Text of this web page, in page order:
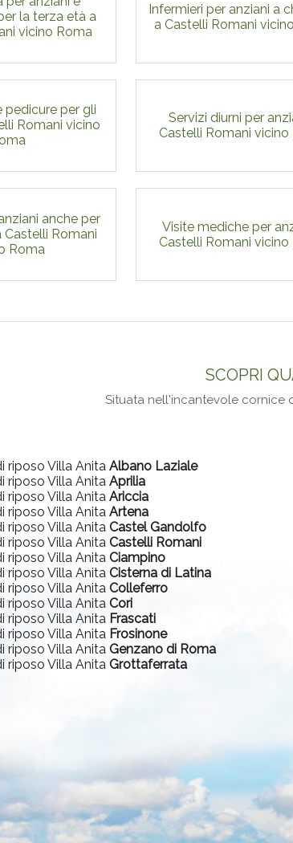
la terza età a
vicino Roma
Infermieri per anziani a
a Castelli Romani
pedicure per gli
Romani vicino
Servizi diurni per
Castelli Romani vicino
anche per
Castelli Romani
Roma
Visite mediche per
Castelli Romani vicino
SCOPRI
Situata nell'incantevole cornice
riposo Villa Anita Albano Laziale
riposo Villa Anita Aprilia
riposo Villa Anita Ariccia
riposo Villa Anita Artena
riposo Villa Anita Castel Gandolfo
riposo Villa Anita Castelli Romani
riposo Villa Anita Ciampino
riposo Villa Anita Cisterna di Latina
riposo Villa Anita Colleferro
riposo Villa Anita Cori
riposo Villa Anita Frascati
riposo Villa Anita Frosinone
riposo Villa Anita Genzano di Roma
riposo Villa Anita Grottaferrata